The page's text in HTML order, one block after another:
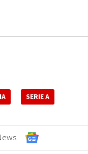
SERIE A